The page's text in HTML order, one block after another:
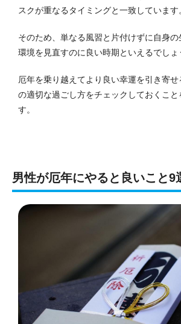
スクが重なるタイミングと一致しています
そのため、単なる風習と片付けずに自身
環境を見直すのに良い時期といえるでしょ
厄年を乗り越えてより良い幸運を引き寄
の適切な過ごし方をチェックしておくこと
す。
男性が厄年にやると良いこと9